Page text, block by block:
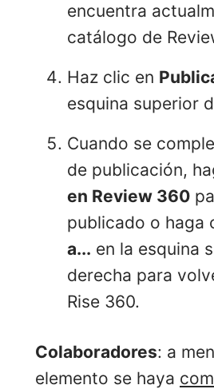
encuentra
catálogo de
Haz clic en
esquina superior
Cuando se
de publicación,
en Review 360
publicado o haga
a... en la esquina
derecha para
Rise 360.
Colaboradores: a
elemento se haya